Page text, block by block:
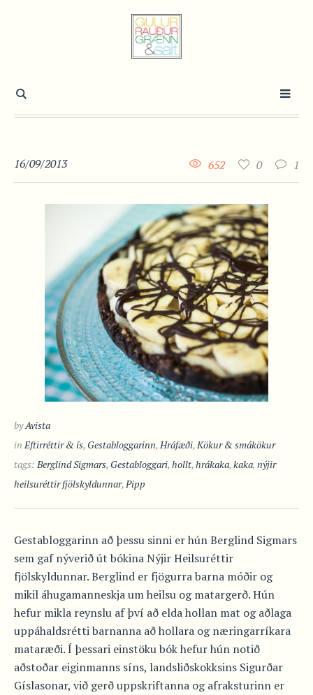
16/09/2013 1
0
652
byAvista
in Eftirréttir & ís, Gestabloggarinn,Hráfæði,Kökur & smákökur
tags: Berglind Sigmars, Gestabloggari,hollt,hrákaka,kaka,nýjir
heilsuréttir fjölskyldunnar,Pipp
Gestabloggarinn að þessu sinni er hún Berglind Sigmars
sem gaf nýverið út bókina Nýjir Heilsuréttir
fjölskyldunnar. Berglind er fjögurra barna móðir og
mikil áhugamanneskja um heilsu og matargerð. Hún
hefur mikla reynslu af því að elda hollan mat og aðlaga
uppáhaldsrétti barnanna að hollara og næringarríkara
mataræði. Í þessari einstöku bók hefur hún notið
aðstoðar eiginmanns síns, landsliðskokksins Sigurðar
Gíslasonar, við gerð uppskriftanna og afraksturinn er